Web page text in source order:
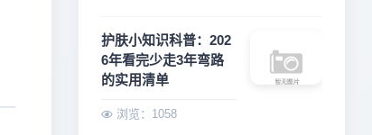
护肤小知识科普：202
6年看完少走3年弯路
的实用清单
浏览：1058